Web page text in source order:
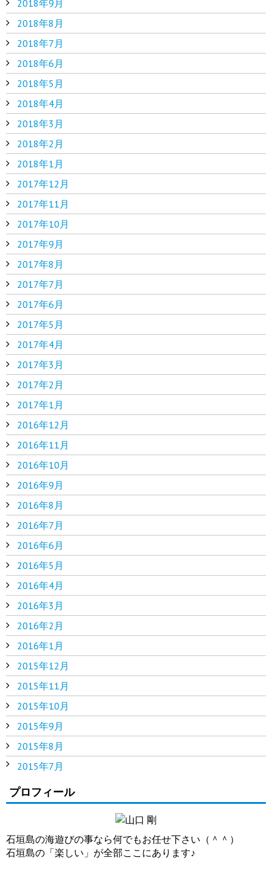
2018年9月
2018年8月
2018年7月
2018年6月
2018年5月
2018年4月
2018年3月
2018年2月
2018年1月
2017年12月
2017年11月
2017年10月
2017年9月
2017年8月
2017年7月
2017年6月
2017年5月
2017年4月
2017年3月
2017年2月
2017年1月
2016年12月
2016年11月
2016年10月
2016年9月
2016年8月
2016年7月
2016年6月
2016年5月
2016年4月
2016年3月
2016年2月
2016年1月
2015年12月
2015年11月
2015年10月
2015年9月
2015年8月
2015年7月
プロフィール
石垣島の海遊びの事なら何でもお任せ下さい（＾＾）
石垣島の「楽しい」が全部ここにあります♪